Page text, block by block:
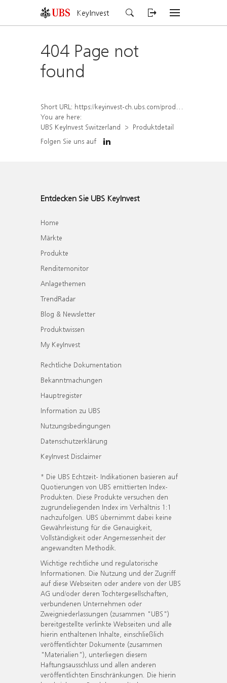
KeyInvest
404 Page not
found
Short URL: https://keyinvest-ch.ubs.com/produkt/detail/index/isin/CH1579752655
You are here:
UBS KeyInvest Switzerland
Produktdetail
Folgen Sie uns auf
Entdecken Sie UBS KeyInvest
Home
Märkte
Produkte
Renditemonitor
Anlagethemen
TrendRadar
Blog & Newsletter
Produktwissen
My KeyInvest
Rechtliche Dokumentation
Bekanntmachungen
Hauptregister
Information zu UBS
Nutzungsbedingungen
Datenschutzerklärung
KeyInvest Disclaimer
* Die UBS Echtzeit- Indikationen basieren auf
Quotierungen von UBS emittierten Index-
Produkten. Diese Produkte versuchen den
zugrundeliegenden Index im Verhältnis 1:1
nachzufolgen. UBS übernimmt dabei keine
Gewährleistung für die Genauigkeit,
Vollständigkeit oder Angemessenheit der
angewandten Methodik.
Wichtige rechtliche und regulatorische
Informationen. Die Nutzung und der Zugriff
auf diese Webseiten oder andere von der UBS
AG und/oder deren Tochtergesellschaften,
verbundenen Unternehmen oder
Zweigniederlassungen (zusammen "UBS")
bereitgestellte verlinkte Webseiten und alle
hierin enthaltenen Inhalte, einschließlich
veröffentlichter Dokumente (zusammen
"Materialien"), unterliegen diesem
Haftungsausschluss und allen anderen
veröffentlichten Einschränkungen. Die hierin